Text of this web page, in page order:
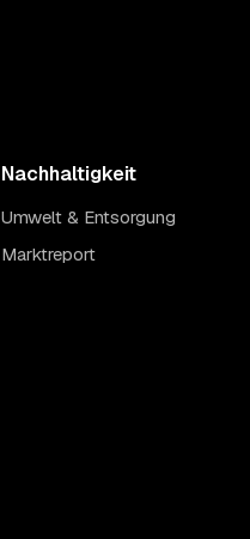
Nachhaltigkeit
Umwelt & Entsorgung
Marktreport